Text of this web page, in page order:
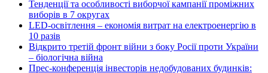
Тенденції та особливості виборчої кампанії проміжних
виборів в 7 округах
LED-освітлення – економія витрат на електроенергію в
10 разів
Відкрито третій фронт війни з боку Росії проти України
– біологічна війна
Прес-конференція інвесторів недобудованих будинків: